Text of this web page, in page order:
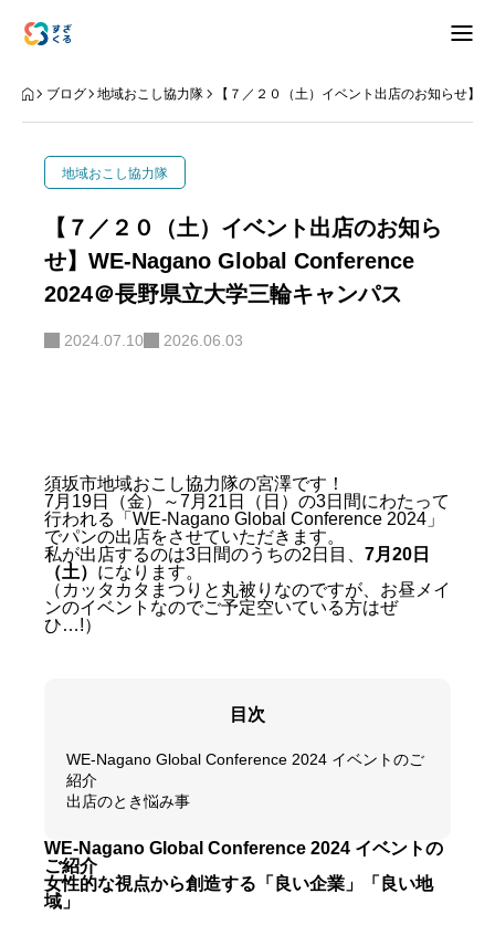
アバウト
ナリワイ
プライバシーポリシー
ブログ 地域おこし協力隊 【７／２０（土）イベント出店のお知らせ】
地域おこし協力隊
【７／２０（土）イベント出店のお知ら
せ】WE-Nagano Global Conference
2024＠長野県立大学三輪キャンパス
2024.07.10 2026.06.03
須坂市地域おこし協力隊の宮澤です！
7月19日（金）～7月21日（日）の3日間にわたって
行われる「WE-Nagano Global Conference 2024」
でパンの出店をさせていただきます。
私が出店するのは3日間のうちの2日目、 7月20日
（土） になります。
（カッタカタまつりと丸被りなのですが、お昼メイ
ンのイベントなのでご予定空いている方はぜ
ひ…!）
目次
WE-Nagano Global Conference 2024 イベントのご
紹介
出店のとき悩み事
WE-Nagano Global Conference 2024 イベントの
ご紹介
女性的な視点から創造する「良い企業」「良い地
域」